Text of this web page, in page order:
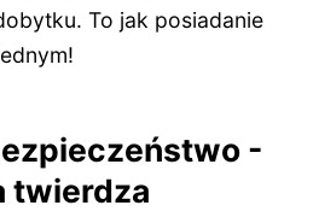
To jak posiadanie
-
twierdza